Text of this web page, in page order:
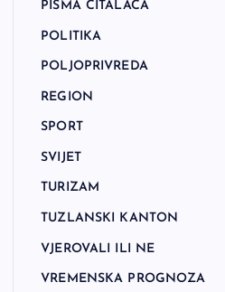
PISMA ČITALACA
POLITIKA
POLJOPRIVREDA
REGION
SPORT
SVIJET
TURIZAM
TUZLANSKI KANTON
VJEROVALI ILI NE
VREMENSKA PROGNOZA